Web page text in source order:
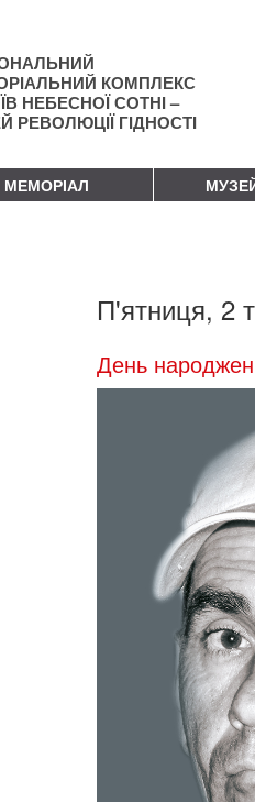
КОМПЛЕКС
НЕБЕСНОЇ СОТНІ –
РЕВОЛЮЦІЇ ГІДНОСТІ
МЕМОРІАЛ
П'ятниця, 2
День